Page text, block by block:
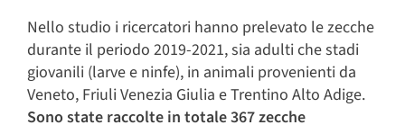
Nello studio i ricercatori hanno prelevato le zecche
durante il periodo 2019-2021, sia adulti che stadi
giovanili (larve e ninfe), in animali provenienti da
Veneto, Friuli Venezia Giulia e Trentino Alto Adige.
Sono state raccolte in totale 367 zecche